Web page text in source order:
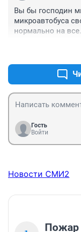
Вы бы господин
микроавтобуса
нормально на
Гость
Войти
Новости СМИ2
Пожар